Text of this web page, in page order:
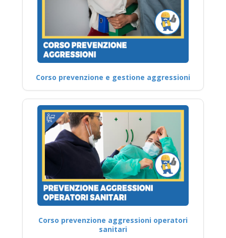
Corso prevenzione e gestione aggressioni
Corso prevenzione aggressioni operatori
sanitari